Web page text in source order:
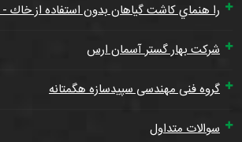
را هنماي كاشت گياهان بدون استفاده از
شرکت بهار گستر آسمان ارس
گروه فنی مهندسی سپیدسازه هگمتانه
سوالات متداول